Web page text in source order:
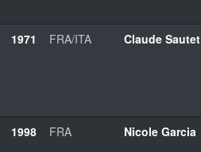
1971 FRA/ITA Claude Sautet
1998 FRA Nicole Garcia